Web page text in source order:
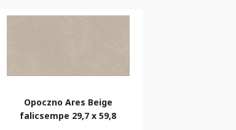
Opoczno Ares Beige
falicsempe 29,7 x 59,8